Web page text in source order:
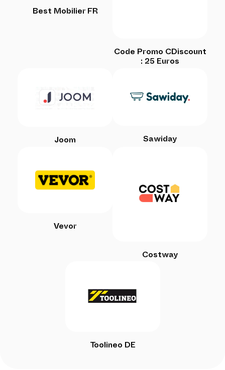
Best Mobilier FR
Code Promo CDiscount
: 25 Euros
Joom Sawiday
Vevor
Costway
Toolineo DE